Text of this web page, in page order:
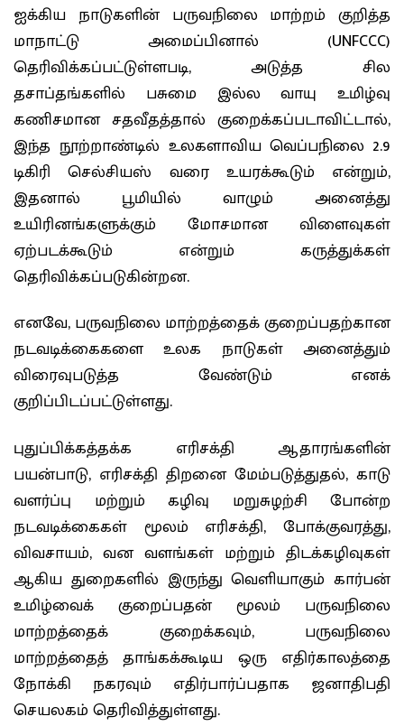
ஐக்கிய நாடுகளின் பருவநிலை மாற்றம் குறித்த
மாநாட்டு அமைப்பினால் (UNFCCC)
தெரிவிக்கப்பட்டுள்ளபடி, அடுத்த சில
தசாப்தங்களில் பசுமை இல்ல வாயு உமிழ்வு
கணிசமான சதவீதத்தால் குறைக்கப்படாவிட்டால்,
இந்த நூற்றாண்டில் உலகளாவிய வெப்பநிலை 2.9
டிகிரி செல்சியஸ் வரை உயரக்கூடும் என்றும்,
இதனால் பூமியில் வாழும் அனைத்து
உயிரினங்களுக்கும் மோசமான விளைவுகள்
ஏற்படக்கூடும் என்றும் கருத்துக்கள்
தெரிவிக்கப்படுகின்றன.
எனவே, பருவநிலை மாற்றத்தைக் குறைப்பதற்கான
நடவடிக்கைகளை உலக நாடுகள் அனைத்தும்
விரைவுபடுத்த வேண்டும் எனக்
குறிப்பிடப்பட்டுள்ளது.
புதுப்பிக்கத்தக்க எரிசக்தி ஆதாரங்களின்
பயன்பாடு, எரிசக்தி திறனை மேம்படுத்துதல், காடு
வளர்ப்பு மற்றும் கழிவு மறுசுழற்சி போன்ற
நடவடிக்கைகள் மூலம் எரிசக்தி, போக்குவரத்து,
விவசாயம், வன வளங்கள் மற்றும் திடக்கழிவுகள்
ஆகிய துறைகளில் இருந்து வெளியாகும் கார்பன்
உமிழ்வைக் குறைப்பதன் மூலம் பருவநிலை
மாற்றத்தைக் குறைக்கவும், பருவநிலை
மாற்றத்தைத் தாங்கக்கூடிய ஒரு எதிர்காலத்தை
நோக்கி நகரவும் எதிர்பார்ப்பதாக ஜனாதிபதி
செயலகம் தெரிவித்துள்ளது.